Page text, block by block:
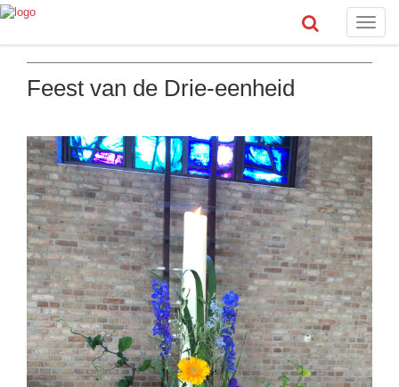
Toggle
Feest van de Drie-eenheid